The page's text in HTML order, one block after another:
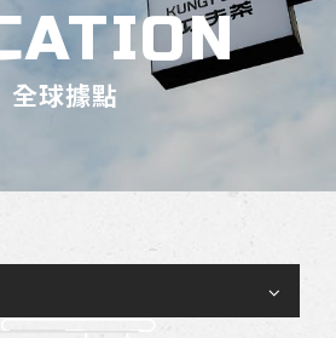
全球據點